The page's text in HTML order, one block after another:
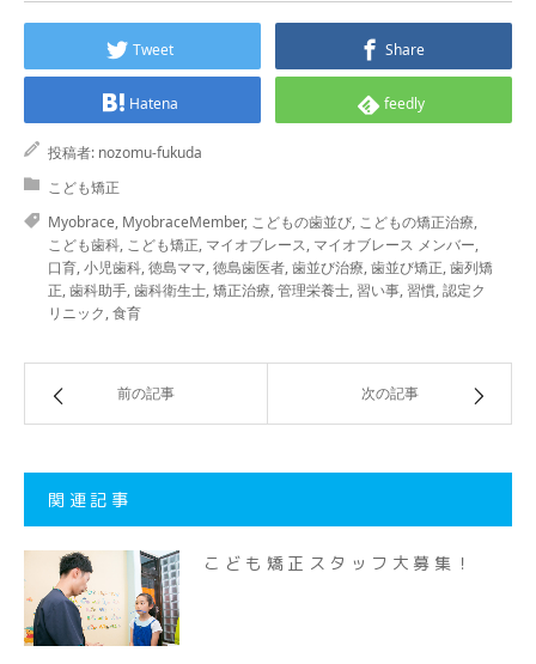
Tweet Share
Hatena feedly
投稿者: nozomu-fukuda
こども矯正
Myobrace, MyobraceMember, こどもの歯並び, こどもの矯正治療,
こども歯科, こども矯正, マイオブレース, マイオブレース メンバー,
口育,小児歯科,徳島ママ,徳島歯医者,歯並び治療,歯並び矯正,歯列矯
正,歯科助手,歯科衛生士,矯正治療,管理栄養士,習い事,習慣,認定ク
リニック,食育
前の記事 次の記事
関連記事
こども矯正スタッフ大募集！